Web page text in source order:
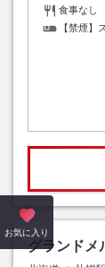
食事なし
【禁煙
グランドメ
お気に入り